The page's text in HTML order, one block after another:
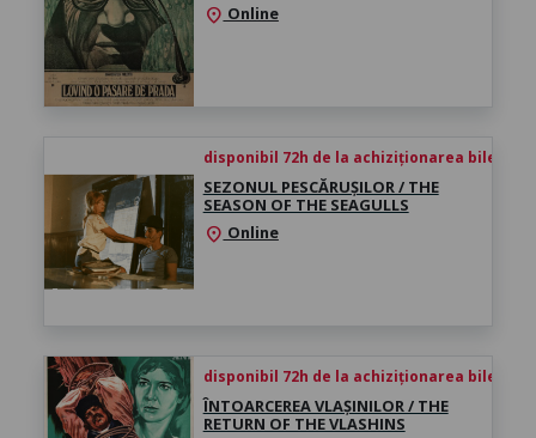
location_on Online
disponibil 72h de la achiziționarea biletului
SEZONUL PESCĂRUȘILOR / THE
SEASON OF THE SEAGULLS
location_on Online
disponibil 72h de la achiziționarea biletului
ÎNTOARCEREA VLAȘINILOR / THE
RETURN OF THE VLASHINS